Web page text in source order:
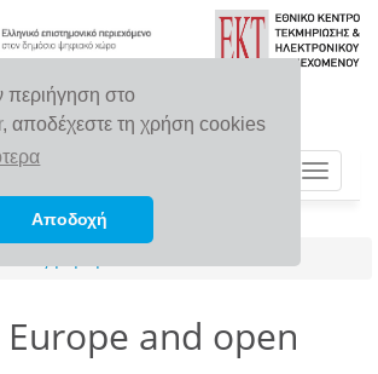
περιήγηση στο
, αποδέχεστε τη χρήση cookies
Αποδοχή
Toggle
Europe and open